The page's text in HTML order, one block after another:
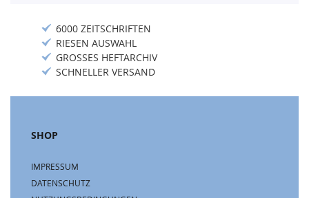
6000 ZEITSCHRIFTEN
RIESEN AUSWAHL
GROSSES HEFTARCHIV
SCHNELLER VERSAND
SHOP
IMPRESSUM
DATENSCHUTZ